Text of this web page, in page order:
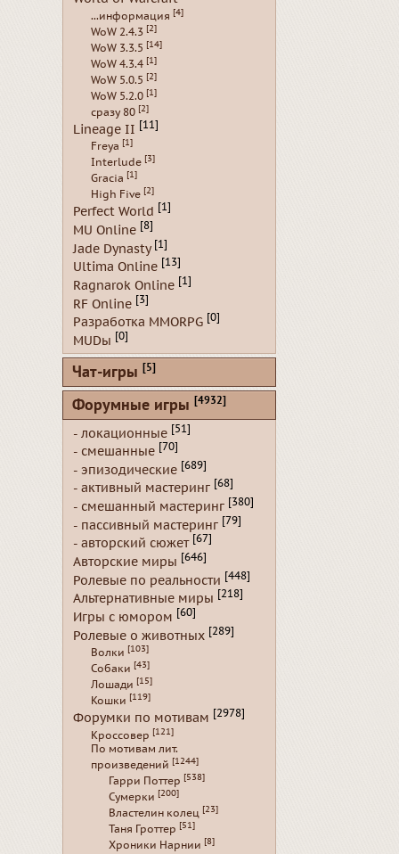
...информация [4]
WoW 2.4.3 [2]
WoW 3.3.5 [14]
WoW 4.3.4 [1]
WoW 5.0.5 [2]
WoW 5.2.0 [1]
сразу 80 [2]
Lineage II [11]
Freya [1]
Interlude [3]
Gracia [1]
High Five [2]
Perfect World [1]
MU Online [8]
Jade Dynasty [1]
Ultima Online [13]
Ragnarok Online [1]
RF Online [3]
Разработка MMORPG [0]
MUDы [0]
Чат-игры [5]
Форумные игры [4932]
- локационные [51]
- смешанные [70]
- эпизодические [689]
- активный мастеринг [68]
- смешанный мастеринг [380]
- пассивный мастеринг [79]
- авторский сюжет [67]
Авторские миры [646]
Ролевые по реальности [448]
Альтернативные миры [218]
Игры с юмором [60]
Ролевые о животных [289]
Волки [103]
Собаки [43]
Лошади [15]
Кошки [119]
Форумки по мотивам [2978]
Кроссовер [121]
По мотивам лит.
произведений [1244]
Гарри Поттер [538]
Сумерки [200]
Властелин колец [23]
Таня Гроттер [51]
Хроники Нарнии [8]